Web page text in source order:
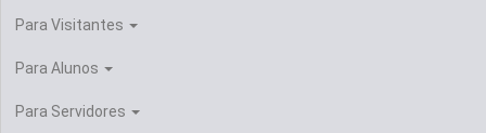
Para Visitantes
Para Alunos
Para Servidores